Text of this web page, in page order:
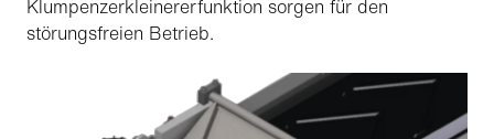
Klumpenzerkleinererfunktion sorgen für den
störungsfreien Betrieb.